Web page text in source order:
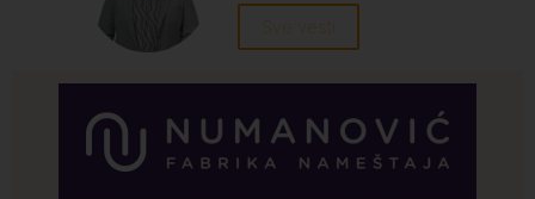
Sve vesti